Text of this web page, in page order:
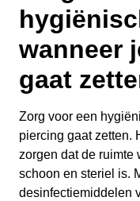
wanneer
gaat
Zorg voor een
piercing gaat zetten.
zorgen dat de ruimte
schoon en steriel is.
desinfectiemiddelen